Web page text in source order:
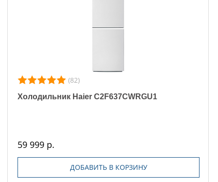
(82)
Холодильник Haier C2F637CWRGU1
59 999 р.
ДОБАВИТЬ В КОРЗИНУ